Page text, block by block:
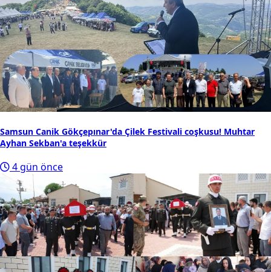
Samsun Canik Gökçepınar'da Çilek Festivali coşkusu! Muhtar
Ayhan Sekban'a teşekkür
4 gün önce